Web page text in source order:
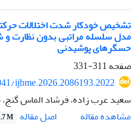
تشخیص خودکار شدت اختلالات
مدل سلسله‌ مراتبی بدون‌ نظارت و
حسگرهای پوشیدنی
صفحه311-331
ijbme.2026.2086193.2022
سعید عرب زاده، فرشاد الماس
مشاهده مقاله
اصل مقاله M